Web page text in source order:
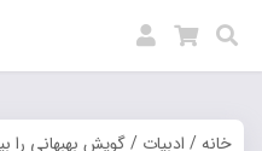
خانه/ ادبیات / گویش بهبهانی را